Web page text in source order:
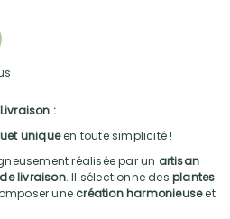
Livraison :
uniqueen toute simplicité !
réalisée par un artisan
livraison. Il sélectionne desplantes
une création harmonieuseet